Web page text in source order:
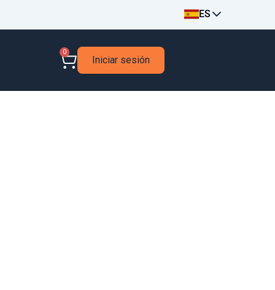
ES
0
Iniciar sesión